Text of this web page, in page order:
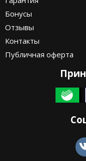
Бонусы
Отзывы
Контакты
Публичная оферта